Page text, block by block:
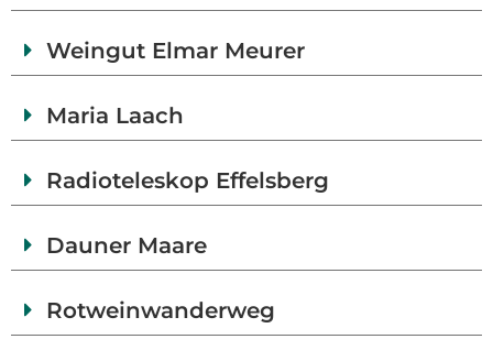
Weingut Elmar Meurer
Maria Laach
Radioteleskop Effelsberg
Dauner Maare
Rotweinwanderweg